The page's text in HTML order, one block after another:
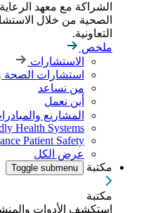
الشراكة مع معهد
الصحية من خلال
التعاونية.
ملخص
الاستشارات
استشارات الصحة
من نساعد
أين نعمل
المشاريع
Health Systems
Patient Safety
عرض الكل
مكتبة
Toggle submenu
مكتبة
استكشف الأدوات